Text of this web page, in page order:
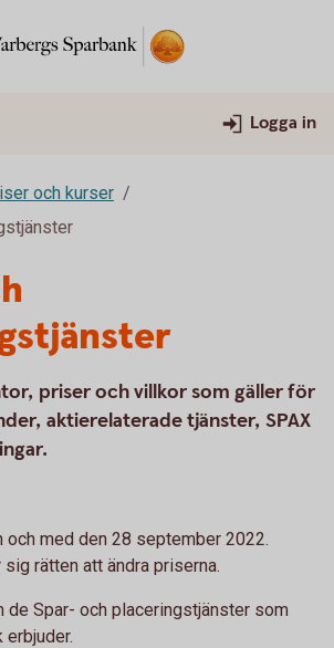
Logga in
och kurser
priser och villkor som gäller för
aktierelaterade tjänster, SPAX
med den 28 september 2022.
rätten att ändra priserna.
de Spar- och placeringstjänster som
erbjuder.